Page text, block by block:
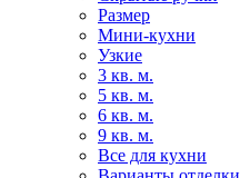
Размер
Мини-кухни
Узкие
3 кв. м.
5 кв. м.
6 кв. м.
9 кв. м.
Все для кухни